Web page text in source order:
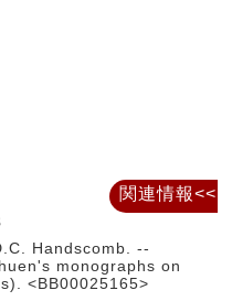
Handscomb. --
monographs on
<BB00025165>
関連情報<<